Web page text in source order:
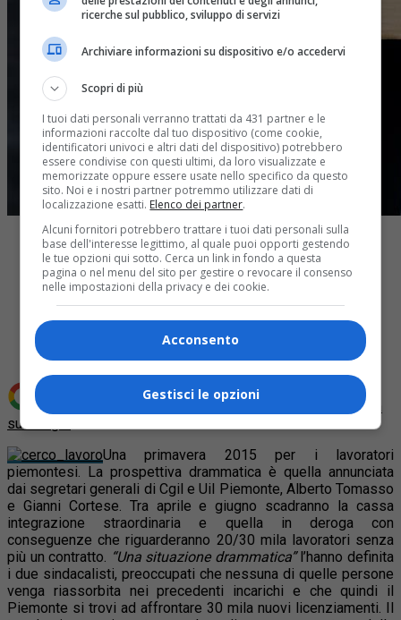
Share
Tweet
Aggiungi Quotidiano Piemontese come
Fonte preferita
su Google
Una primavera 2015 per i lavoratori
piemontesi. La prospettiva drammatica è quella annunciata
dai segretari generali di Cgil e Uil Piemonte, Alberto Tomasso
e Gianni Cortese. Tra aprile e giugno scadranno la cassa
integrazione straordinaria e quella in deroga con
conseguenze che riguarderanno 20/30 mila lavoratori senza
più un contratto. “Una situazione drammatica”l’hanno definita
i due sindacalisti, preoccupati che nessuna di quelle persone
venga riassorbita nei precedenti incarichi e che quindi il
Piemonte si trovi ad affrontare 30 mila nuovi licenziamenti. Il
ricerche sul pubblico, sviluppo di servizi
Archiviare informazioni su dispositivo e/o accedervi
Scopri di più
I tuoi dati personali verranno trattati da 431 partner e le
informazioni raccolte dal tuo dispositivo (come cookie,
identificatori univoci e altri dati del dispositivo) potrebbero
essere condivise con questi ultimi, da loro visualizzate e
memorizzate oppure essere usate nello specifico da questo
sito. Noi e i nostri partner potremmo utilizzare dati di
localizzazione esatti. Elenco dei partner.
Alcuni fornitori potrebbero trattare i tuoi dati personali sulla
base dell'interesse legittimo, al quale puoi opporti gestendo
le tue opzioni qui sotto. Cerca un link in fondo a questa
pagina o nel menu del sito per gestire o revocare il consenso
nelle impostazioni della privacy e dei cookie.
Acconsento
Gestisci le opzioni